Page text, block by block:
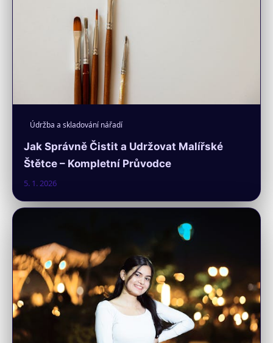
Údržba a skladování nářadí
Jak Správně Čistit a Udržovat Malířské
Štětce – Kompletní Průvodce
5. 1. 2026